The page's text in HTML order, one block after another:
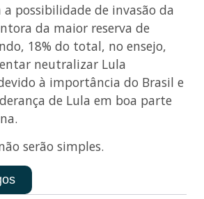
possibilidade de invasão da
da maior reserva de
18% do total, no ensejo,
neutralizar Lula
à importância do Brasil e
de Lula em boa parte
serão simples.